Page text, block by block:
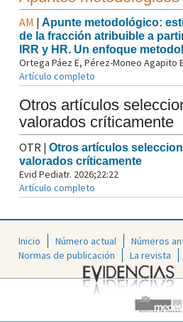
AM | Apunte metodológico:
de la fracción atribuible a
IRR y HR. Un enfoque
Ortega Páez E, Pérez-Moneo Agapito
Artículo completo
Otros artículos
valorados críticamente
OTR | Otros artículos
valorados críticamente
Evid Pediatr. 2026;22:22
Artículo completo
Inicio Número actual
Números
Normas de publicación
La revista